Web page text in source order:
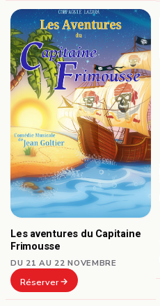
Les aventures du Capitaine
Frimousse
DU 21 AU 22 NOVEMBRE
Réserver